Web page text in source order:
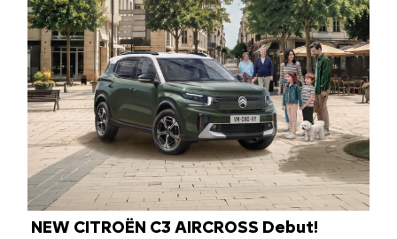
NEW CITROËN C3 AIRCROSS Debut!